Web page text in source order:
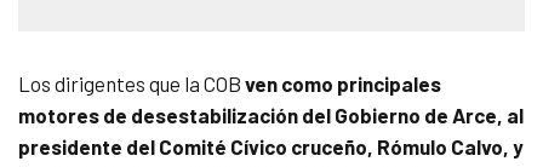
Los dirigentes que la COB ven como principales
motores de desestabilización del Gobierno de Arce, al
presidente del Comité Cívico cruceño, Rómulo Calvo, y